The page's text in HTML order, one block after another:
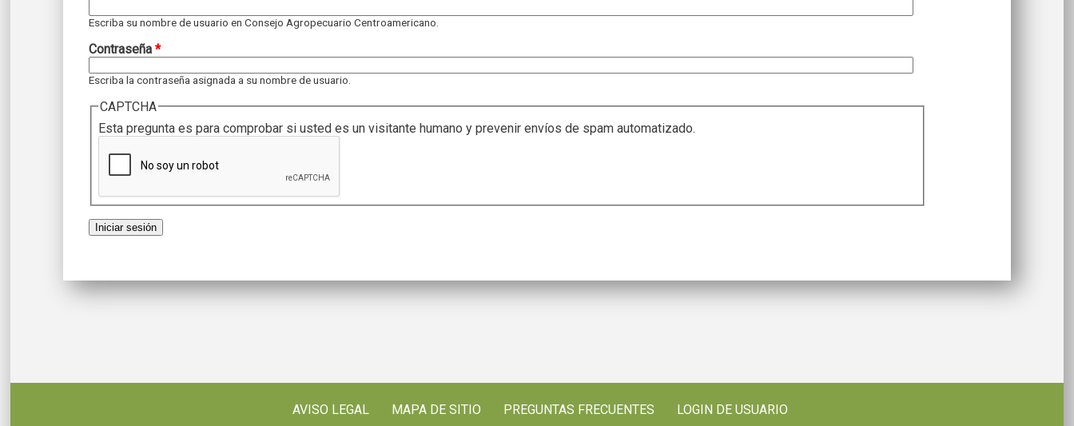
Escriba su nombre de usuario en Consejo Agropecuario Centroamericano.
Contraseña*
Escriba la contraseña asignada a su nombre de usuario.
CAPTCHA
Esta pregunta es para comprobar si usted es un visitante humano y prevenir envíos de spam automatizado.
AVISO LEGAL MAPA DE SITIO PREGUNTAS FRECUENTES LOGIN DE USUARIO